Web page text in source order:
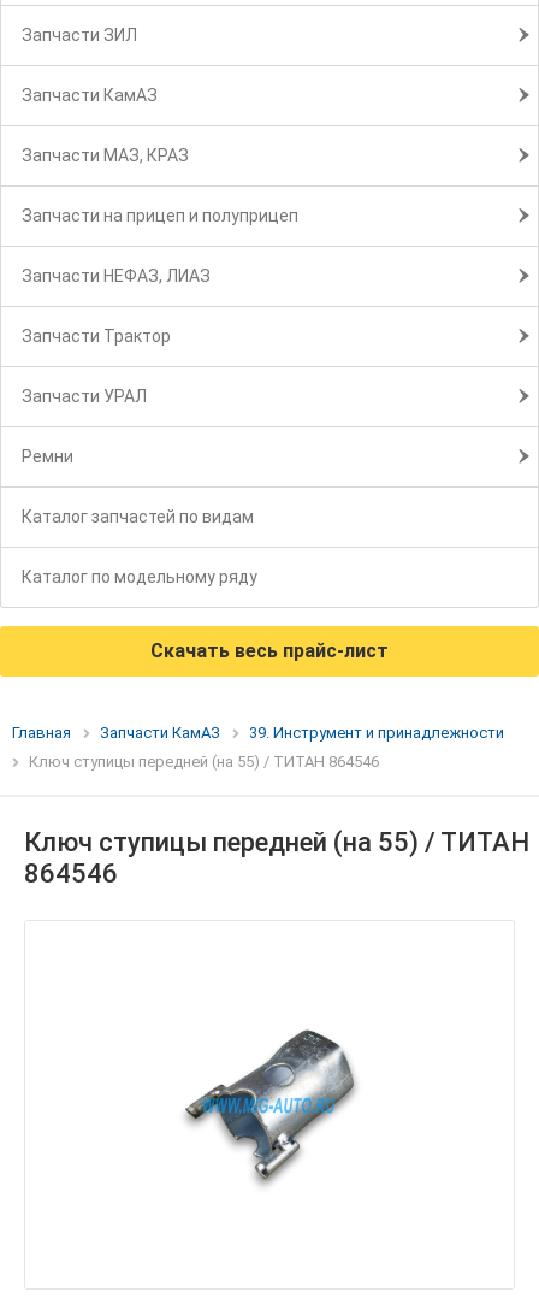
Запчасти ЗИЛ
Запчасти КамАЗ
Запчасти МАЗ, КРАЗ
Запчасти на прицеп и полуприцеп
Запчасти НЕФАЗ, ЛИАЗ
Запчасти Трактор
Запчасти УРАЛ
Ремни
Каталог запчастей по видам
Каталог по модельному ряду
Скачать весь прайс-лист
Главная Запчасти КамАЗ
39. Инструмент и принадлежности
Ключ ступицы передней (на 55) / ТИТАН 864546
Ключ ступицы передней (на 55) / ТИТАН
864546